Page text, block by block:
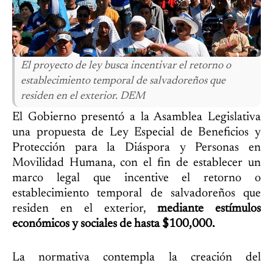
El proyecto de ley busca incentivar el retorno o
establecimiento temporal de salvadoreños que
residen en el exterior. DEM
El Gobierno presentó a la Asamblea Legislativa
una propuesta de Ley Especial de Beneficios y
Protección para la Diáspora y Personas en
Movilidad Humana, con el fin de establecer un
marco legal que incentive el retorno o
establecimiento temporal de salvadoreños que
residen en el exterior, mediante estímulos
económicos y sociales de hasta $100,000.
La normativa contempla la creación del